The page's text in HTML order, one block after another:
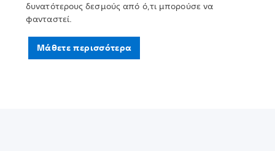
δυνατότερους δεσμούς από ό,τι μπορούσε να
φανταστεί.
Μάθετε περισσότερα